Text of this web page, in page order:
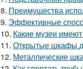
8. Преимущества
9. Эффективные
10. Какие музеи
11. Открытые шкафы
12. Металлические